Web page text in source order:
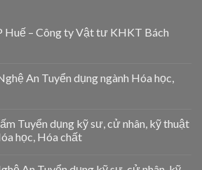
Huế – Công ty Vật tư KHKT Bách
An Tuyển dụng ngành Hóa học,
Tuyển dụng kỹ sư, cử nhân, kỹ thuật
học, Hóa chất